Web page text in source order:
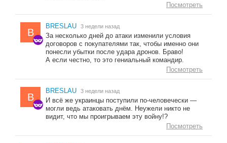
Посмотреть
B
BRESLAU 3 недели назад
За несколько дней до атаки изменили условия
договоров с покупателями так, чтобы именно они
понесли убытки после удара дронов. Браво!
А если честно, то это гениальный командир.
Посмотреть
B
BRESLAU 3 недели назад
И всё же украинцы поступили по-человечески —
могли ведь атаковать днём. Неужели никто не
видит, что мы проигрываем эту войну!?
Посмотреть